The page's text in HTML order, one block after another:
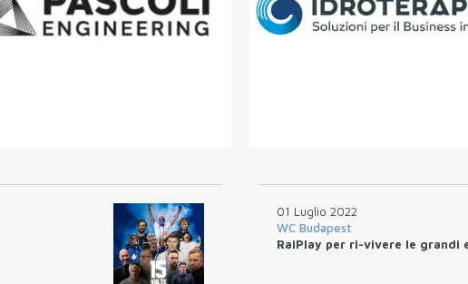
01 Luglio 2022
WC Budapest
RaiPlay per ri-vivere le grandi